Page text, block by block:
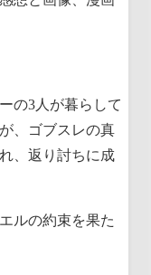
の3人が暮らして
、ゴブスレの真
、返り討ちに成
ルの約束を果た